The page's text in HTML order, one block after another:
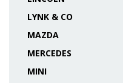
LYNK & CO
MAZDA
MERCEDES
MINI